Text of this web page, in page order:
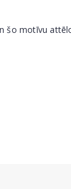
šo motīvu